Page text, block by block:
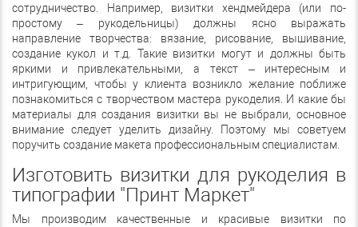
сотрудничество. Например, визитки хендмейдера (или по-
простому – рукодельницы) должны ясно выражать
направление творчества: вязание, рисование, вышивание,
создание кукол и т.д. Такие визитки могут и должны быть
яркими и привлекательными, а текст – интересным и
интригующим, чтобы у клиента возникло желание поближе
познакомиться с творчеством мастера рукоделия. И какие бы
материалы для создания визитки вы не выбрали, основное
внимание следует уделить дизайну. Поэтому мы советуем
поручить создание макета профессиональным специалистам.
Изготовить визитки для рукоделия в
типографии "Принт Маркет"
Мы производим качественные и красивые визитки по